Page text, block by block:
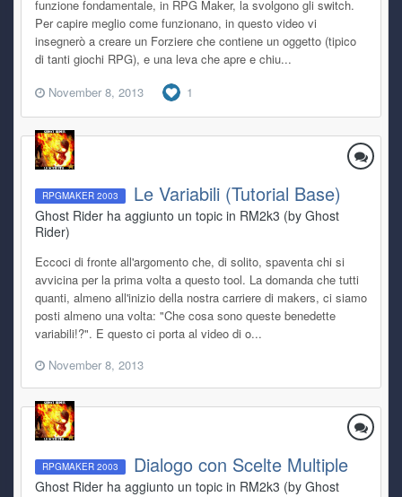
funzione fondamentale, in RPG Maker, la svolgono gli switch.
Per capire meglio come funzionano, in questo video vi
insegnerò a creare un Forziere che contiene un oggetto (tipico
di tanti giochi RPG), e una leva che apre e chiu...
November 8, 2013
1
RPGMAKER 2003 Le Variabili (Tutorial Base)
Ghost Rider ha aggiunto un topic in RM2k3 (by Ghost
Rider)
Eccoci di fronte all'argomento che, di solito, spaventa chi si
avvicina per la prima volta a questo tool. La domanda che tutti
quanti, almeno all'inizio della nostra carriere di makers, ci siamo
posti almeno una volta: "Che cosa sono queste benedette
variabili!?". E questo ci porta al video di o...
November 8, 2013
RPGMAKER 2003 Dialogo con Scelte Multiple
Ghost Rider ha aggiunto un topic in RM2k3 (by Ghost